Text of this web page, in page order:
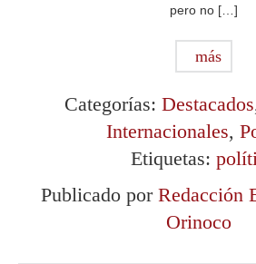
pero no […]
más
Categorías: Destacados
Internacionales,
Etiquetas:
Publicado por Redacción
Orinoco